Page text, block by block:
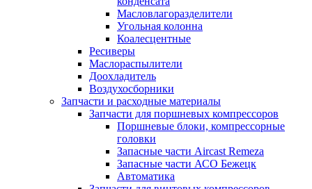
Масловлагоразделители
Угольная колонна
Коалесцентные
Ресиверы
Маслораспылители
Доохладитель
Воздухосборники
Запчасти и расходные материалы
Запчасти для поршневых компрессоров
Поршневые блоки, компрессорные
головки
Запасные части Aircast Remeza
Запасные части АСО Бежецк
Автоматика